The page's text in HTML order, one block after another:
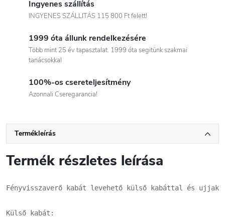
Ingyenes szállítás
INGYENES SZÁLLITÁS 115 800 Ft felett!
1999 óta állunk rendelkezésére
Több mint 25 év tapasztalat. 1999 óta segitünk szakmai
tanácsokkal
100%-os csereteljesítmény
Azonnali Cseregarancia!
Termékleírás
Termék részletes leírása
Fényvisszaverő kabát levehető külső kabáttal és
Külső kabát: